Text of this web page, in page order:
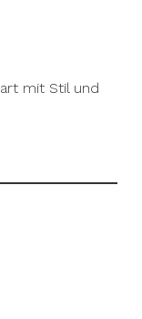
mit Stil und